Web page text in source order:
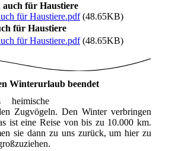
auch für Haustiere
für Haustiere.pdf(48.65KB)
für Haustiere
für Haustiere.pdf(48.65KB)
Winterurlaub beendet
Zugvögeln. Den Winter verbringen
ist eine Reise von bis zu 10.000 km.
sie dann zu uns zurück, um hier zu